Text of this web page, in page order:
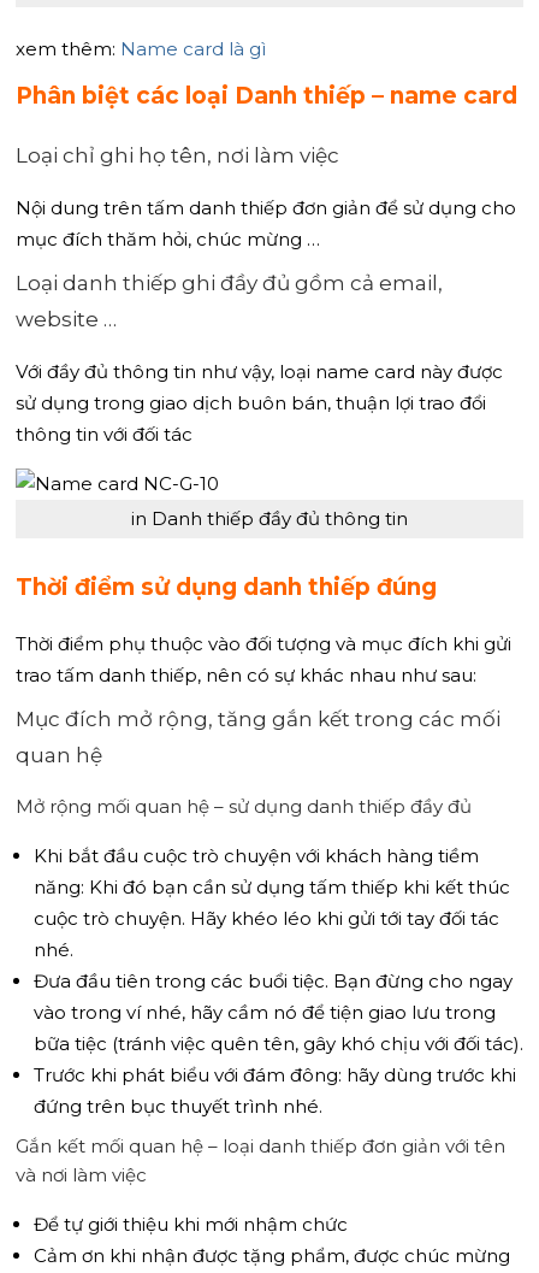
xem thêm: Name card là gì
Phân biệt các loại Danh thiếp – name card
Loại chỉ ghi họ tên, nơi làm việc
Nội dung trên tấm danh thiếp đơn giản để sử dụng cho
mục đích thăm hỏi, chúc mừng …
Loại danh thiếp ghi đầy đủ gồm cả email,
website …
Với đầy đủ thông tin như vậy, loại name card này được
sử dụng trong giao dịch buôn bán, thuận lợi trao đổi
thông tin với đối tác
in Danh thiếp đầy đủ thông tin
Thời điểm sử dụng danh thiếp đúng
Thời điểm phụ thuộc vào đối tượng và mục đích khi gửi
trao tấm danh thiếp, nên có sự khác nhau như sau:
Mục đích mở rộng, tăng gắn kết trong các mối
quan hệ
Mở rộng mối quan hệ – sử dụng danh thiếp đầy đủ
Khi bắt đầu cuộc trò chuyện với khách hàng tiềm
năng: Khi đó bạn cần sử dụng tấm thiếp khi kết thúc
cuộc trò chuyện. Hãy khéo léo khi gửi tới tay đối tác
nhé.
Đưa đầu tiên trong các buổi tiệc. Bạn đừng cho ngay
vào trong ví nhé, hãy cầm nó để tiện giao lưu trong
bữa tiệc (tránh việc quên tên, gây khó chịu với đối tác).
Trước khi phát biểu với đám đông: hãy dùng trước khi
đứng trên bục thuyết trình nhé.
Gắn kết mối quan hệ – loại danh thiếp đơn giản với tên
và nơi làm việc
Để tự giới thiệu khi mới nhậm chức
Cảm ơn khi nhận được tặng phẩm, được chúc mừng